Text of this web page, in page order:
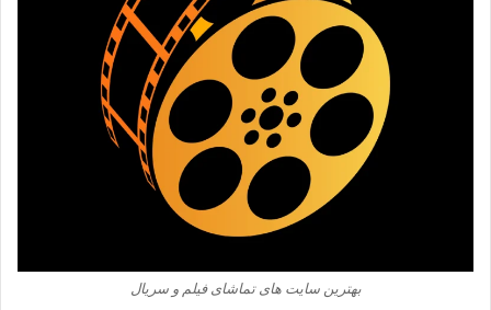
بهترین سایت های تماشای فیلم و سریال